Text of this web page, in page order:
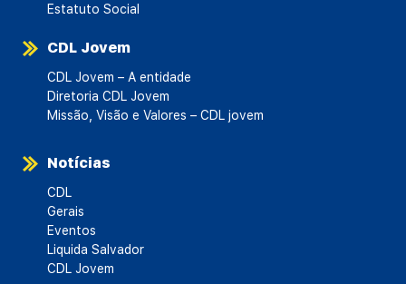
Estatuto Social
CDL Jovem
CDL Jovem – A entidade
Diretoria CDL Jovem
Missão, Visão e Valores – CDL jovem
Notícias
CDL
Gerais
Eventos
Liquida Salvador
CDL Jovem